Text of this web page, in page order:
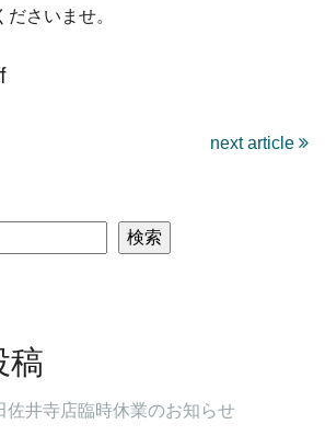
さいませ。
next article
検索
稿
井寺店臨時休業のお知らせ